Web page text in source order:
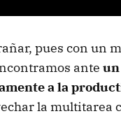
pues con un
ante
a la
la multitarea